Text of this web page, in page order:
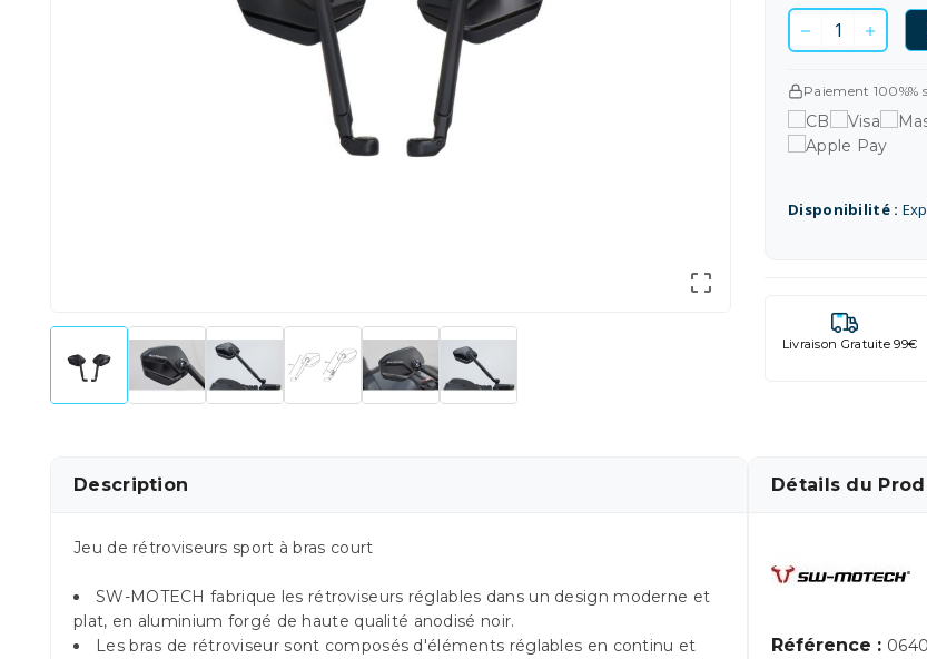

Paiement 100%%
Disponibilité :
Livraison Gratuite 99€
Description
Jeu de rétroviseurs sport à bras court
SW-MOTECH fabrique les rétroviseurs réglables dans un design moderne et
plat, en aluminium forgé de haute qualité anodisé noir.
Les bras de rétroviseur sont composés d'éléments réglables en continu et
Détails du
Référence :